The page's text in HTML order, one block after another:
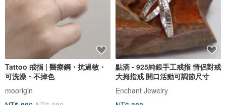
Tattoo 戒指 | 醫療鋼・抗過敏・
可洗澡・不掉色
moorigin
點滴 - 925純銀手工戒指 情侶對戒
大拇指戒 開口活動可調節尺寸
Enchant Jewelry